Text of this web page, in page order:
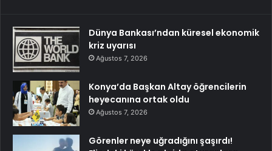
Dünya Bankası’ndan küresel ekonomik
kriz uyarısı
Ağustos 7, 2026
Konya’da Başkan Altay öğrencilerin
heyecanına ortak oldu
Ağustos 7, 2026
Görenler neye uğradığını şaşırdı!